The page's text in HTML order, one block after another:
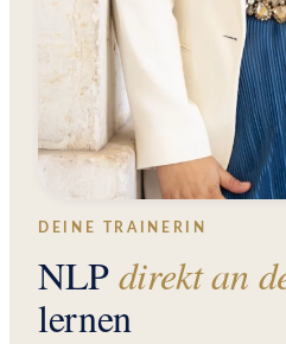
DEINE TRAINERIN
NLPdirekt an
lernen